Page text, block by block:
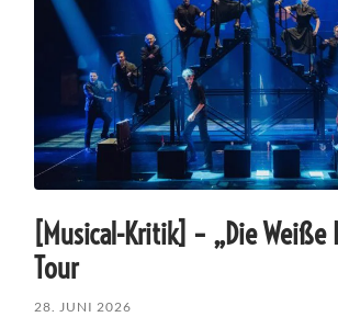
[Musical-Kritik] – „Die Weiße
Tour
28. JUNI 2026